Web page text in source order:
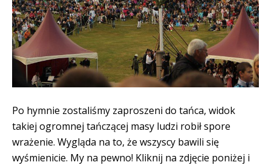
Po hymnie zostaliśmy zaproszeni do tańca, widok
takiej ogromnej tańczącej masy ludzi robił spore
wrażenie. Wygląda na to, że wszyscy bawili się
wyśmienicie. My na pewno! Kliknij na zdjęcie poniżej i